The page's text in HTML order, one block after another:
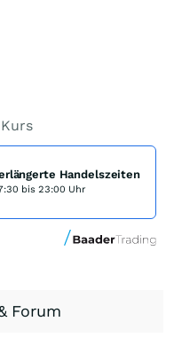
Handelszeiten
bis 23:00 Uhr
Forum